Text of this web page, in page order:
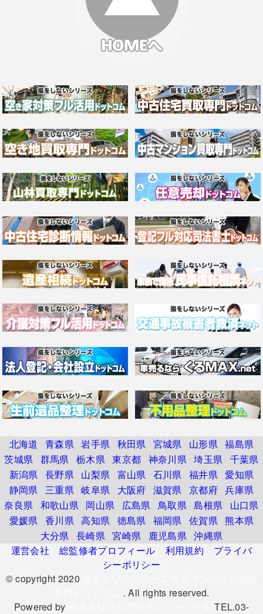
北海道 青森県 岩手県 秋田県 宮城県 山形県 福島県
茨城県 群馬県 栃木県 東京都 神奈川県 埼玉県 千葉県
新潟県 長野県 山梨県 富山県 石川県 福井県 愛知県
静岡県 三重県 岐阜県 大阪府 滋賀県 京都府 兵庫県
奈良県 和歌山県 岡山県 広島県 鳥取県 島根県
山口県
愛媛県 香川県 高知県 徳島県 福岡県 佐賀県 熊本県
大分県 長崎県 宮崎県 鹿児島県 沖縄県
運営会社
総監修者プロフィール 利用規約
プライバ
シーポリシー
© copyright 2020
. All rights reserved.
Powered by
TEL.03-